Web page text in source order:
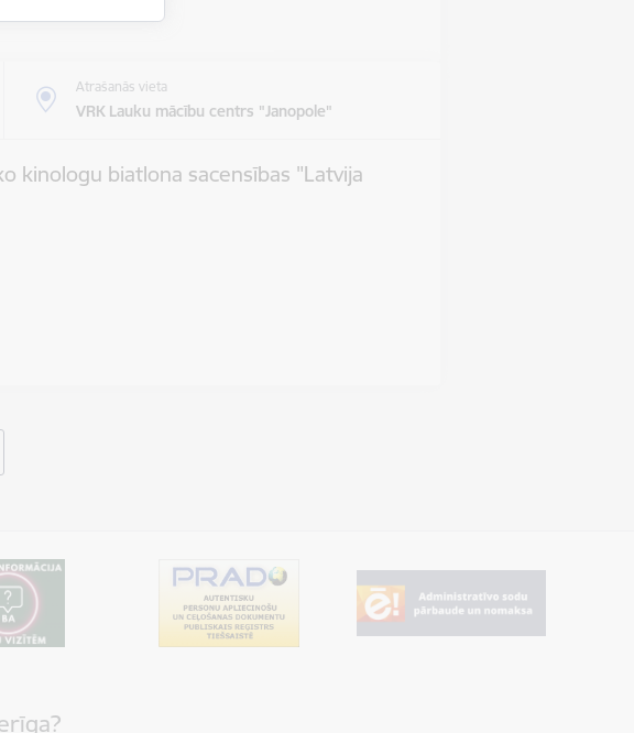
Atrašanās vieta
VRK Lauku mācību centrs "Janopole"
kinologu biatlona sacensības "Latvija